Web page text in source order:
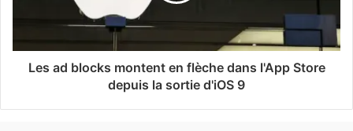
Les ad blocks montent en flèche dans l'App Store
depuis la sortie d'iOS 9